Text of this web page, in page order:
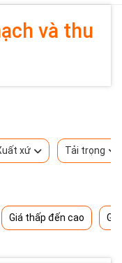
và thu
xứ Tải trọng
Giá thấp đến cao